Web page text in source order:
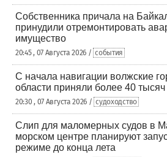
Собственника причала на
принудили отремонтировать
имущество
20:45 , 07 Августа 2026 / события
С начала навигации волжские
области приняли более 40 тысяч
20:30 , 07 Августа 2026 / судоходство
Слип для маломерных судов в
морском центре планируют
режиме до конца лета